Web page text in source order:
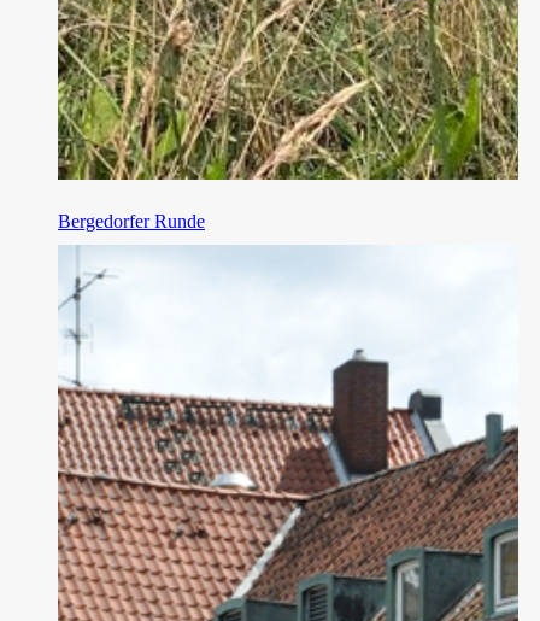
Bergedorfer Runde